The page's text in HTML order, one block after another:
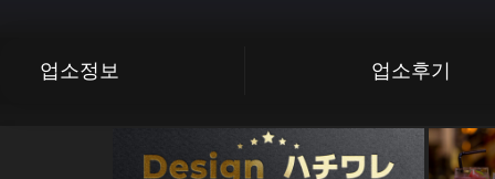
업소정보 업소후기